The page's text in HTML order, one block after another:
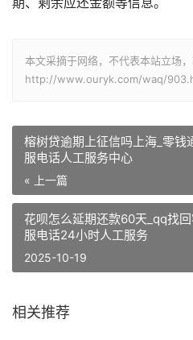
本文采摘于网络，不代表本站立场
http://www.ouryk.com/waq/
榕树贷逾期上征信吗上海_零
服电话人工服务中心
« 上一篇
花呗怎么延期还款60天_qq找
服电话24小时人工服务
2025-10-19
相关推荐